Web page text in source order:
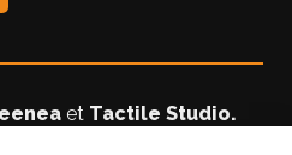
et Tactile Studio.